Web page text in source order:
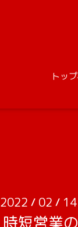
トッ
2022 / 02 /
時短営業